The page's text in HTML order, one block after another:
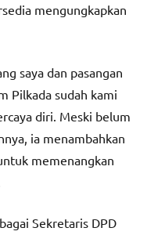
mengungkapkan
saya dan pasangan
Pilkada sudah kami
diri. Meski belum
ia menambahkan
memenangkan
Sekretaris DPD